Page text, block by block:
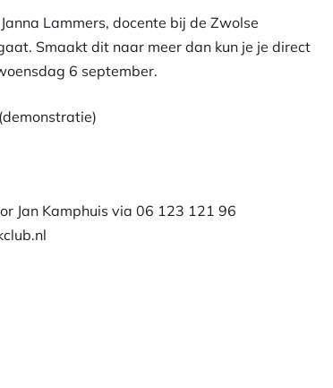
Lammers, docente bij de Zwolse
Smaakt dit naar meer dan kun je je direct
6 september.
Jan Kamphuis via 06 123 121 96